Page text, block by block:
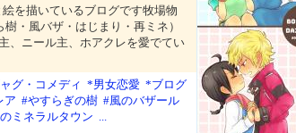
を描いているブログです牧場物
・風バザ・はじまり・再ミネ）
、ニール主、ホアクレを愛でてい
グ・コメディ *男女恋愛 *ブログ
ア #やすらぎの樹 #風のバザール
ミネラルタウン ...